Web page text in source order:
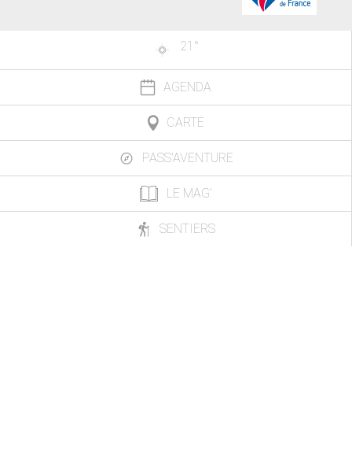
21 °
AGENDA
CARTE
PASS'AVENTURE
LE MAG'
SENTIERS